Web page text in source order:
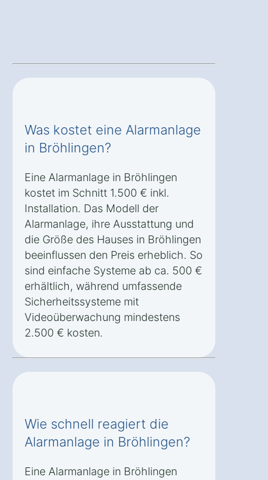
Was kostet eine Alarmanlage
in Bröhlingen?
Eine Alarmanlage in Bröhlingen
kostet im Schnitt 1.500 € inkl.
Installation. Das Modell der
Alarmanlage, ihre Ausstattung und
die Größe des Hauses in Bröhlingen
beeinflussen den Preis erheblich. So
sind einfache Systeme ab ca. 500 €
erhältlich, während umfassende
Sicherheitssysteme mit
Videoüberwachung mindestens
2.500 € kosten.
Wie schnell reagiert die
Alarmanlage in Bröhlingen?
Eine Alarmanlage in Bröhlingen